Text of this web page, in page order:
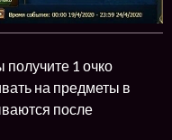
1 очко
на предметы в
после